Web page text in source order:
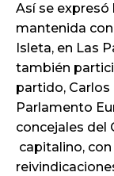
Así se
mantenida
Isleta, en Las
también
partido, Carlos
Parlamento
concejales del
capitalino,